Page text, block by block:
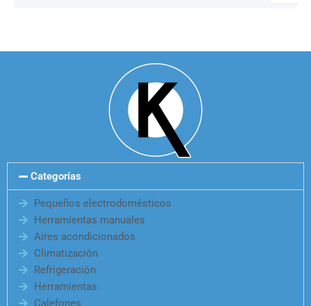
Categorías
Pequeños electrodomésticos
Herramientas manuales
Aires acondicionados
Climatización
Refrigeración
Herramientas
Calefones